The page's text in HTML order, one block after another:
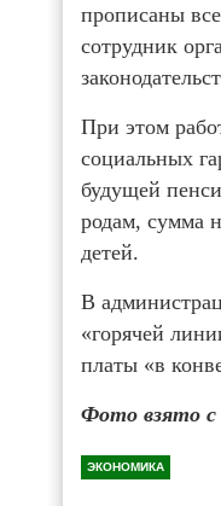
прописаны
сотрудник
При этом
социальных
будущей
родам, сумма
детей.
В
«горячей
платы «в
Фото взято
ЭКОНОМИКА